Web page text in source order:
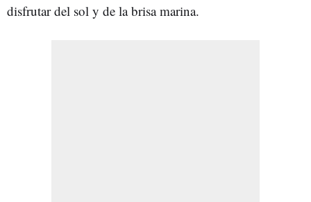
disfrutar del sol y de la brisa marina.